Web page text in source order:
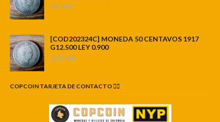
$82,000
[COD202324C] MONEDA 50 CENTAVOS 1917
G12.500 LEY 0.900
$200,000
COPCOIN TARJETA DE CONTACTO 👇🏼